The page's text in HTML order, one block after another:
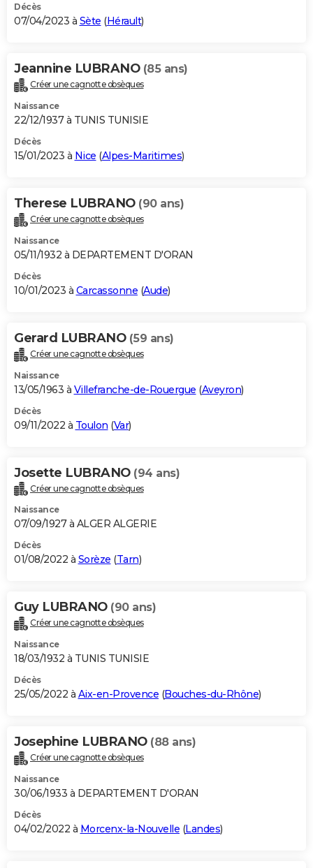
Décès
07/04/2023 à Sète (Hérault)
Jeannine LUBRANO (85 ans)
Créer une cagnotte obsèques
Naissance
22/12/1937 à TUNIS TUNISIE
Décès
15/01/2023 à Nice (Alpes-Maritimes)
Therese LUBRANO (90 ans)
Créer une cagnotte obsèques
Naissance
05/11/1932 à DEPARTEMENT D'ORAN
Décès
10/01/2023 à Carcassonne (Aude)
Gerard LUBRANO (59 ans)
Créer une cagnotte obsèques
Naissance
13/05/1963 à Villefranche-de-Rouergue (Aveyron)
Décès
09/11/2022 à Toulon (Var)
Josette LUBRANO (94 ans)
Créer une cagnotte obsèques
Naissance
07/09/1927 à ALGER ALGERIE
Décès
01/08/2022 à Sorèze (Tarn)
Guy LUBRANO (90 ans)
Créer une cagnotte obsèques
Naissance
18/03/1932 à TUNIS TUNISIE
Décès
25/05/2022 à Aix-en-Provence (Bouches-du-Rhône)
Josephine LUBRANO (88 ans)
Créer une cagnotte obsèques
Naissance
30/06/1933 à DEPARTEMENT D'ORAN
Décès
04/02/2022 à Morcenx-la-Nouvelle (Landes)